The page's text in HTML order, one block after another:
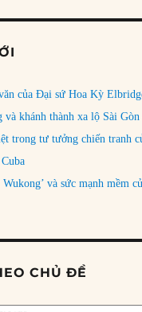
của Đại sứ Hoa Kỳ
và khánh thành xa lộ Sài
trong tư tưởng chiến tranh
và sức mạnh mềm
CHỦ ĐỀ